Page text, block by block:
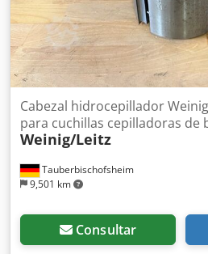
Tauberbischofsheim
9,501 km
Cabezal hidrocepillador
para cuchillas cepilladoras de
Weinig/Leitz
Consultar